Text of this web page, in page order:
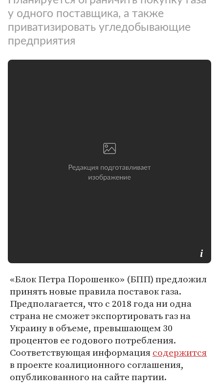
у одного поставщика, а также
приватизировать угледобывающие
предприятия
«Блок Петра Порошенко» (БПП) предложил
принять новые правила поставок газа.
Предполагается, что с 2018 года ни одна
страна не сможет экспортировать газ на
Украину в объеме, превышающем 30
процентов ее годового потребления.
Соответствующая информациясодержится
в проекте коалиционного соглашения,
опубликованного на сайте партии.